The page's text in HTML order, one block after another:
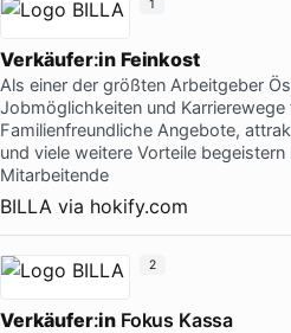
Verkäufer:in Feinkost
Als einer der größten Arbeitgeber
Jobmöglichkeiten und
Familienfreundliche Angebote,
und viele weitere Vorteile
Mitarbeitende
BILLA via hokify.com
1
Verkäufer:in Fokus Kassa
2